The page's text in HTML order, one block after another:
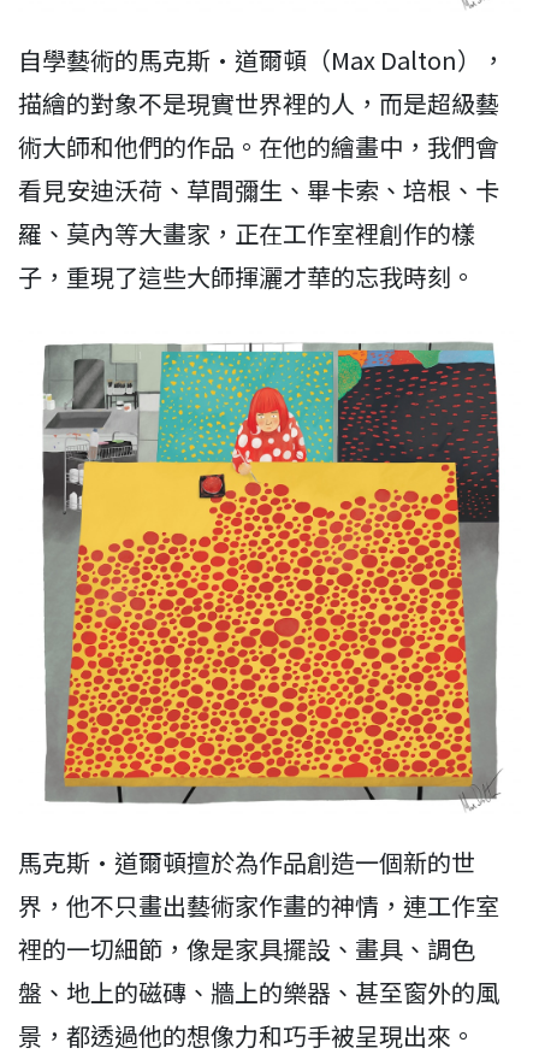
自學藝術的馬克斯·道爾頓（Max Dalton），
描繪的對象不是現實世界裡的人，而是超級藝
術大師和他們的作品。在他的繪畫中，我們會
看見安迪沃荷、草間彌生、畢卡索、培根、卡
羅、莫內等大畫家，正在工作室裡創作的樣
子，重現了這些大師揮灑才華的忘我時刻。
馬克斯·道爾頓擅於為作品創造一個新的世
界，他不只畫出藝術家作畫的神情，連工作室
裡的一切細節，像是家具擺設、畫具、調色
盤、地上的磁磚、牆上的樂器、甚至窗外的風
景，都透過他的想像力和巧手被呈現出來。